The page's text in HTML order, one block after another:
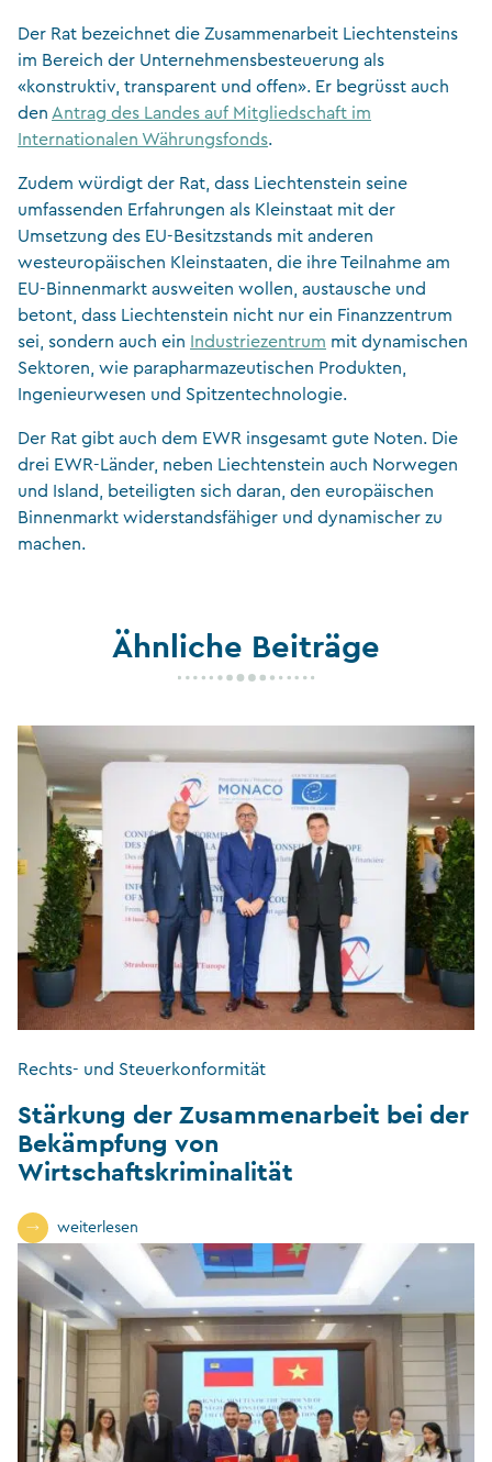
Der Rat bezeichnet die Zusammenarbeit Liechtensteins
im Bereich der Unternehmensbesteuerung als
«konstruktiv, transparent und offen». Er begrüsst auch
den Antrag des Landes auf Mitgliedschaft im
Internationalen Währungsfonds.
Zudem würdigt der Rat, dass Liechtenstein seine
umfassenden Erfahrungen als Kleinstaat mit der
Umsetzung des EU-Besitzstands mit anderen
westeuropäischen Kleinstaaten, die ihre Teilnahme am
EU-Binnenmarkt ausweiten wollen, austausche und
betont, dass Liechtenstein nicht nur ein Finanzzentrum
sei, sondern auch ein
Industriezentrum mit dynamischen
Sektoren, wie parapharmazeutischen Produkten,
Ingenieurwesen und Spitzentechnologie.
Der Rat gibt auch dem EWR insgesamt gute Noten. Die
drei EWR-Länder, neben Liechtenstein auch Norwegen
und Island, beteiligten sich daran, den europäischen
Binnenmarkt widerstandsfähiger und dynamischer zu
machen.
Ähnliche Beiträge
Rechts- und Steuerkonformität
Stärkung der Zusammenarbeit bei der
Bekämpfung von
Wirtschaftskriminalität
weiterlesen